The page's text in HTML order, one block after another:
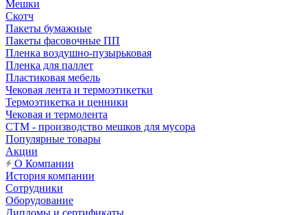
Мешки
Скотч
Пакеты бумажные
Пакеты фасовочные ПП
Пленка воздушно-пузырьковая
Пленка для паллет
Пластиковая мебель
Чековая лента и термоэтикетки
Термоэтикетка и ценники
Чековая и термолента
СТМ - производство мешков для мусора
Популярные товары
Акции
О Компании
История компании
Сотрудники
Оборудование
Дипломы и сертификаты